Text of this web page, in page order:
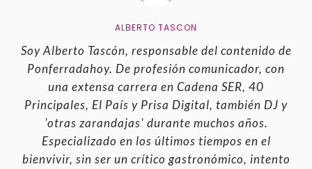
ALBERTO TASCON
Soy Alberto Tascón, responsable del contenido de
Ponferradahoy. De profesión comunicador, con
una extensa carrera en Cadena SER, 40
Principales, El País y Prisa Digital, también DJ y
'otras zarandajas' durante muchos años.
Especializado en los últimos tiempos en el
bienvivir, sin ser un crítico gastronómico, intento